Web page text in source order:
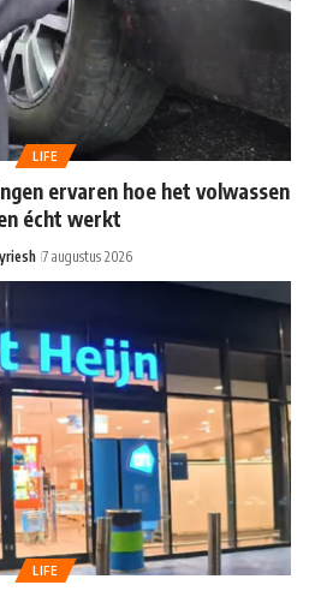
LIFE
ervaren hoe het volwassen
écht werkt
7 augustus 2026
LIFE